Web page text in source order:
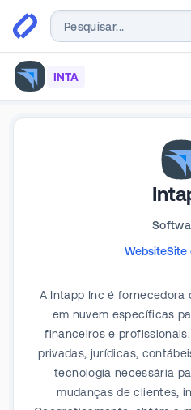
INTA
WebsiteSite
A Intapp Inc é fornecedora
em nuvem específicas
financeiros e
privadas, jurídicas,
tecnologia necessária
mudanças de clientes,